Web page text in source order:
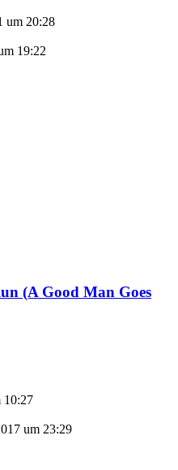
um 20:28
19:22
(A Good Man Goes
10:27
um 23:29